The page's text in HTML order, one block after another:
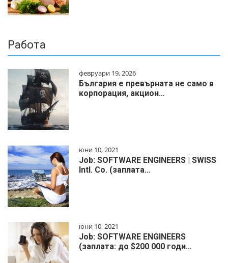
Работа
февруари 19, 2026
България е превърната не само в
корпорация, акцион…
юни 10, 2021
Job: SOFTWARE ENGINEERS | SWISS
Intl. Co. (заплата…
юни 10, 2021
Job: SOFTWARE ENGINEERS
(заплата: до $200 000 годи…